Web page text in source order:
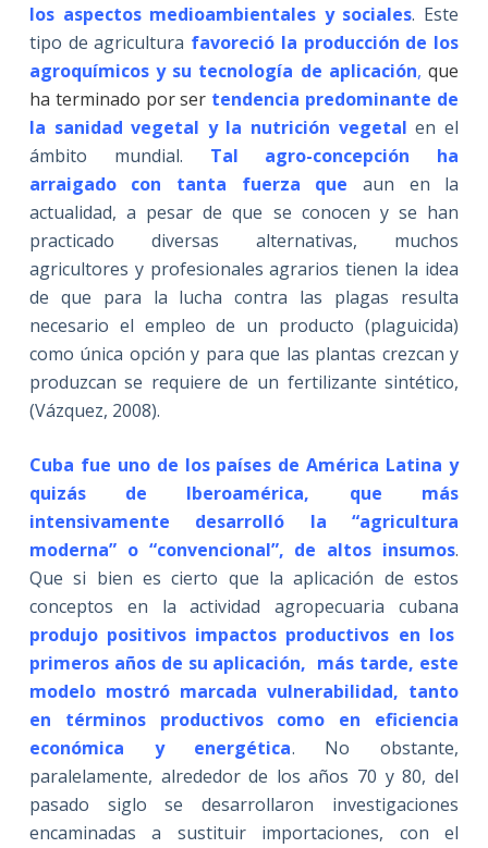
los aspectos medioambientales y sociales. Este
tipo de agricultura favoreció la producción de los
agroquímicos y su tecnología de aplicación,que
ha terminado por ser tendencia predominante de
la sanidad vegetal y la nutrición vegetal en el
ámbito mundial.
Tal agro-concepción ha
arraigado con tanta fuerza que aun en la
actualidad, a pesar de que se conocen y se han
practicado diversas alternativas, muchos
agricultores y profesionales agrarios tienen la idea
de que para la lucha contra las plagas resulta
necesario el empleo de un producto (plaguicida)
como única opción y para que las plantas crezcan y
produzcan se requiere de un fertilizante sintético,
(Vázquez, 2008).
Cuba fue uno de los países de América Latina y
quizás de Iberoamérica, que más
intensivamente desarrolló la “agricultura
moderna” o “convencional”, de altos insumos.
Que si bien es cierto que la aplicación de estos
conceptos en la actividad agropecuaria cubana
produjo positivos impactos productivos en los
primeros años de su aplicación, más tarde, este
modelo mostró marcada vulnerabilidad, tanto
en términos productivos como en eficiencia
económica y energética. No obstante,
paralelamente, alrededor de los años 70 y 80, del
pasado siglo se desarrollaron investigaciones
encaminadas a sustituir importaciones, con el